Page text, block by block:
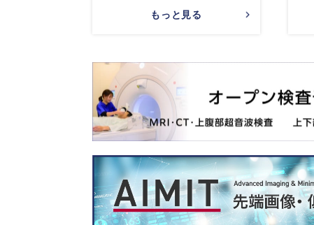
もっと見る